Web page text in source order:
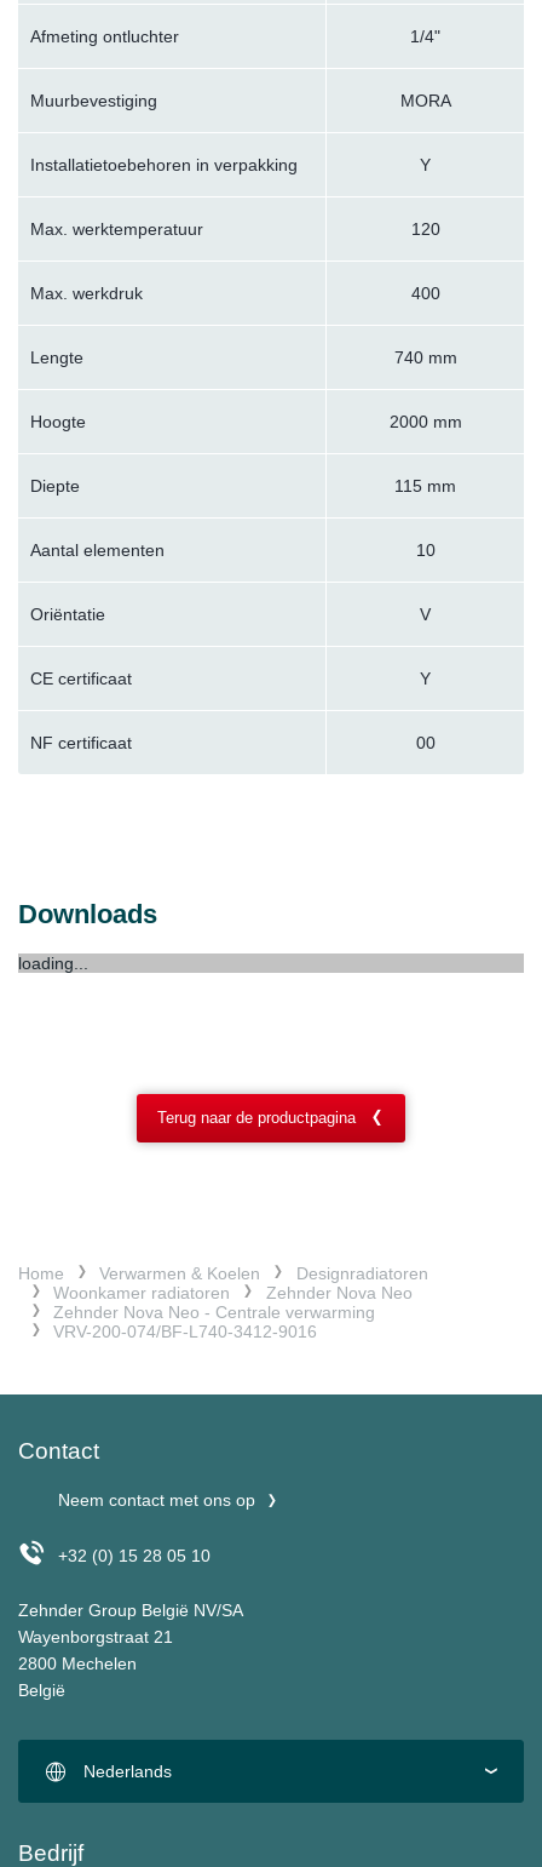
Afmeting ontluchter 1/4"
Muurbevestiging MORA
Installatietoebehoren in verpakking Y
Max. werktemperatuur 120
Max. werkdruk 400
Lengte 740 mm
Hoogte 2000 mm
Diepte 115 mm
Aantal elementen 10
Oriëntatie V
CE certificaat Y
NF certificaat 00
Downloads
loading...
Terug naar de productpagina
Home Verwarmen & Koelen
Designradiatoren
Woonkamer radiatoren
Zehnder Nova Neo
Zehnder Nova Neo - Centrale verwarming
VRV-200-074/BF-L740-3412-9016
Contact
Neem contact met ons op
+32 (0) 15 28 05 10
Zehnder Group België NV/SA
Wayenborgstraat 21
2800 Mechelen
België
Nederlands
Bedrijf